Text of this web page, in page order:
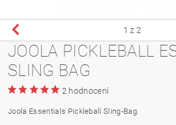
1 z 2
JOOLA PICKLEBALL
SLING BAG
2 hodnocení
Joola Essentials Pickleball Sling-Bag.